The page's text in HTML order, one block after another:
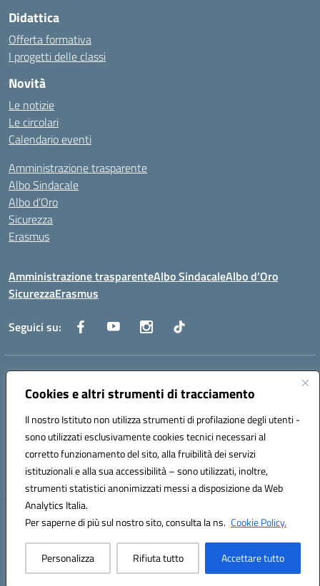
Cookies e altri strumenti di tracciamento
Il nostro Istituto non utilizza strumenti di profilazione degli utenti -
sono utilizzati esclusivamente cookies tecnici necessari al
corretto funzionamento del sito, alla fruibilità dei servizi
istituzionali e alla sua accessibilità – sono utilizzati, inoltre,
strumenti statistici anonimizzati messi a disposizione da Web
Analytics Italia.
Per saperne di più sul nostro sito, consulta la ns. Cookie Policy.
Personalizza Rifiuta tutto Accettare tutto
Didattica
Offerta formativa
I progetti delle classi
Novità
Le notizie
Le circolari
Calendario eventi
Amministrazione trasparente
Albo Sindacale
Albo d’Oro
Sicurezza
Erasmus
Amministrazione trasparenteAlbo SindacaleAlbo d’Oro
SicurezzaErasmus
Seguici su:
Indirizzo:
Centralino:0885.426034 Email:FGTD02000P@istruzione.it
Codice fiscale: 81002930717
Codice meccanografico:
FGTD02000P
Codice unico di fatturazione (CUF): UFUN7Y
Hosting & Powered by 3D Solution S.r.l.
Concept & Design by Designers Italia